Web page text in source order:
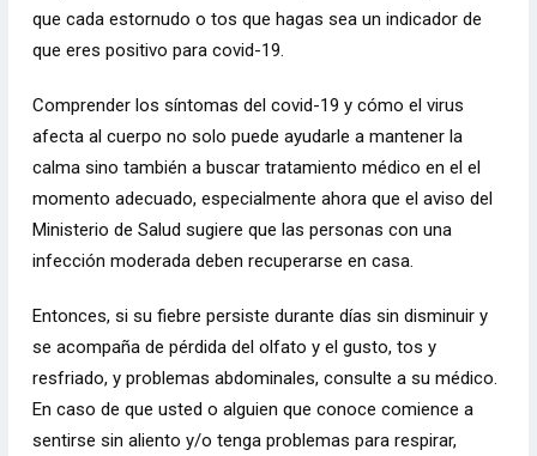
que cada estornudo o tos que hagas sea un indicador de
que eres positivo para covid-19.
Comprender los síntomas del covid-19 y cómo el virus
afecta al cuerpo no solo puede ayudarle a mantener la
calma sino también a buscar tratamiento médico en el el
momento adecuado, especialmente ahora que el aviso del
Ministerio de Salud sugiere que las personas con una
infección moderada deben recuperarse en casa.
Entonces, si su fiebre persiste durante días sin disminuir y
se acompaña de pérdida del olfato y el gusto, tos y
resfriado, y problemas abdominales, consulte a su médico.
En caso de que usted o alguien que conoce comience a
sentirse sin aliento y/o tenga problemas para respirar,